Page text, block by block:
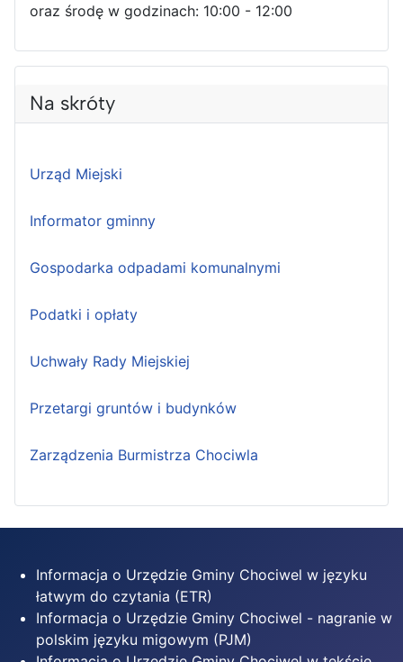
oraz środę w godzinach: 10:00 - 12:00
Na skróty
Urząd Miejski
Informator gminny
Gospodarka odpadami komunalnymi
Podatki i opłaty
Uchwały Rady Miejskiej
Przetargi gruntów i budynków
Zarządzenia Burmistrza Chociwla
Informacja o Urzędzie Gminy Chociwel w języku
łatwym do czytania (ETR)
Informacja o Urzędzie Gminy Chociwel - nagranie w
polskim języku migowym (PJM)